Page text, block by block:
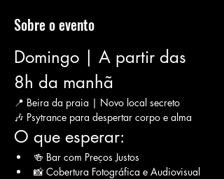
Sobre o evento
Domingo | A partir das
8h da manhã
📍 Beira da praia | Novo local secreto
🎶 Psytrance para despertar corpo e alma
O que esperar:
🍻 Bar com Preços Justos
📸 Cobertura Fotográfica e Audiovisual